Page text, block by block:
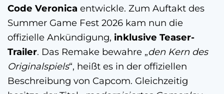
Code Veronica entwickle. Zum Auftakt des
Summer Game Fest 2026 kam nun die
offizielle Ankündigung, inklusive Teaser-
Trailer. Das Remake bewahre „den Kern des
Originalspiels“, heißt es in der offiziellen
Beschreibung von Capcom. Gleichzeitig